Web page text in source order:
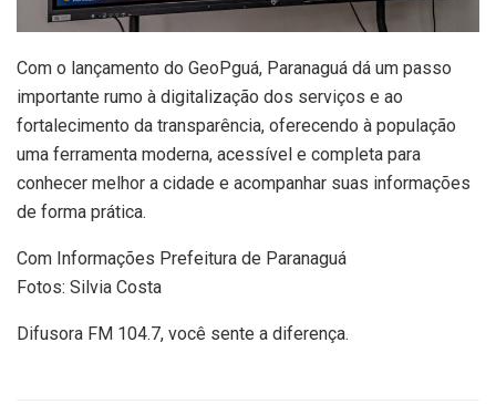
Com o lançamento do GeoPguá, Paranaguá dá um passo
importante rumo à digitalização dos serviços e ao
fortalecimento da transparência, oferecendo à população
uma ferramenta moderna, acessível e completa para
conhecer melhor a cidade e acompanhar suas informações
de forma prática.
Com Informações Prefeitura de Paranaguá
Fotos: Silvia Costa
Difusora FM 104.7, você sente a diferença.